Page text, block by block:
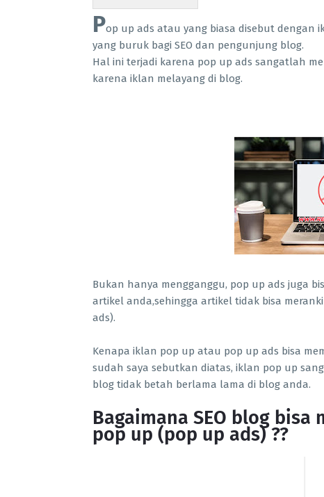
Pop up ads atau yang biasa disebut dengan
yang buruk bagi SEO dan pengunjung blog.
Hal ini terjadi karena pop up ads sangatlah
karena iklan melayang di blog.
Bukan hanya mengganggu, pop up ads juga
artikel anda,sehingga artikel tidak bisa
ads).
Kenapa iklan pop up atau pop up ads bisa
sudah saya sebutkan diatas, iklan pop up
blog tidak betah berlama lama di blog anda.
Bagaimana SEO blog
pop up (pop up ads) ??